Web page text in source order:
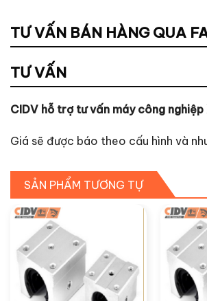
TƯ VẤN BÁN HÀNG QUA
TƯ VẤN
CIDV hỗ trợ tư vấn máy công nghiệp
Giá sẽ được báo theo cấu hình và
SẢN PHẨM TƯƠNG TỰ